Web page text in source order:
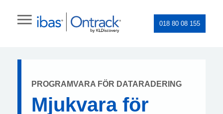
018 80 08 155
PROGRAMVARA FÖR DATARADERING
Mjukvara för